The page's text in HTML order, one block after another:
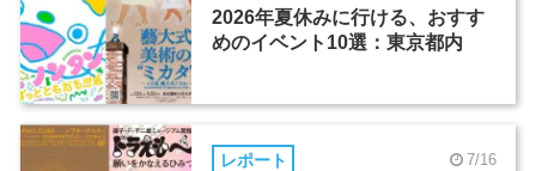
2026年夏休みに行ける、おすす
めのイベント10選：東京都内
レポート 7/16